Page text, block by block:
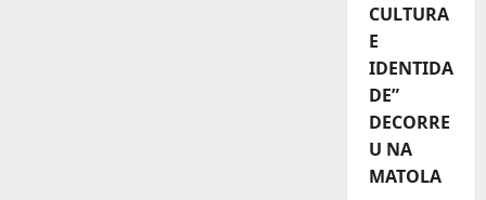
CULTURA
E
IDENTIDA
DE”
DECORRE
U NA
MATOLA